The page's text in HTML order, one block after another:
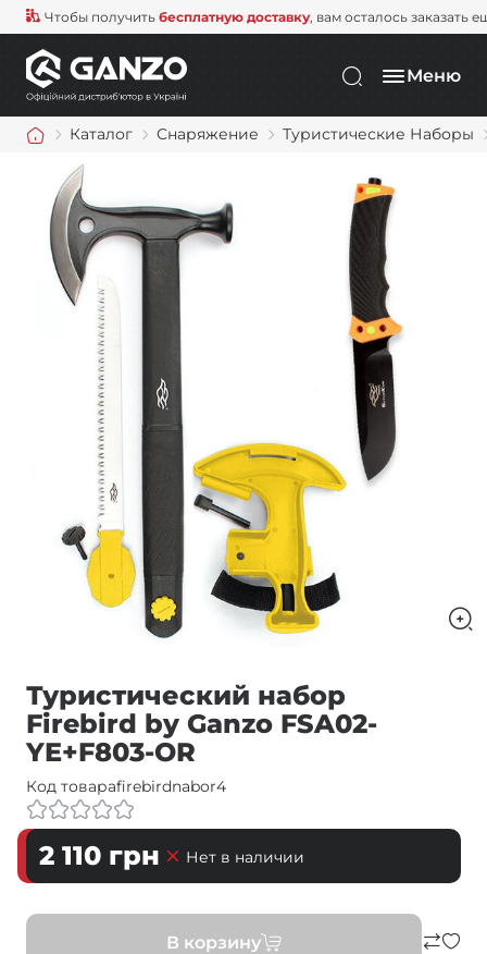
Чтобы получить бесплатную доставку, вам осталось заказать
Меню
Каталог Снаряжение Туристические Наборы
Туристический набор
Firebird by Ganzo FSA02-
YE+F803-OR
Код товараfirebirdnabor4
2 110 грн Нет в наличии
В корзину